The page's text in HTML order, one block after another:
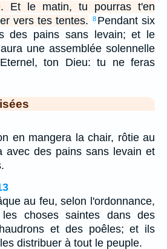
Et le matin, tu pourras t'en
vers tes tentes.
8 Pendant six
des pains sans levain; et le
une assemblée solennelle
ton Dieu: tu ne feras
en mangera la chair, rôtie au
avec des pains sans levain et
au feu, selon l'ordonnance,
choses saintes dans des
et des poêles; et ils
distribuer à tout le peuple.